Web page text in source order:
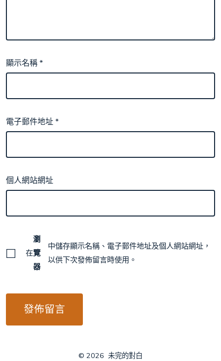
顯示名稱*
電子郵件地址*
個人網站網址
在
瀏
覽
器
中儲存顯示名稱、電子郵件地址及個人網站網址，
以供下次發佈留言時使用。
© 2026 未完的對白